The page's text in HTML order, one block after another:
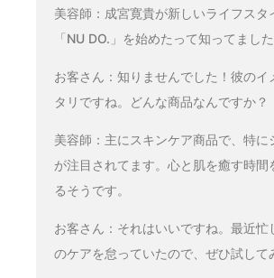
美容師：成宮寛貴が新しいライフスタ
「NU DO.」を始めたって知ってまし
お客さん：知りませんでした！彼のイ
タリですね。どんな商品なんですか？
美容師：主にスキンケア商品で、特に
が注目されてます。心と肌を癒す時間
るそうです。
お客さん：それはいいですね。最近忙
のケアを怠っていたので、ぜひ試して